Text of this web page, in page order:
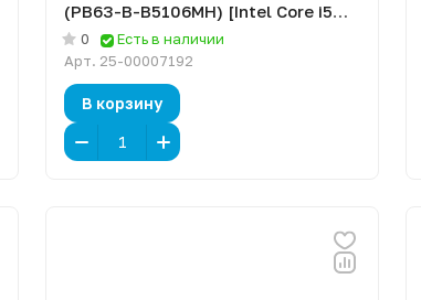
(PB63-B-B5106MH) [Intel Core i5
14400, Без ОЗУ, DOS]
0
Есть в наличии
Арт. 25-00007192
В корзину